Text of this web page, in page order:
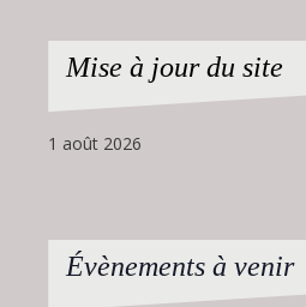
Mise à jour du site
1 août 2026
Évènements à venir